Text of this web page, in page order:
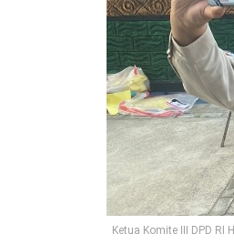
Ketua Komite III DPD